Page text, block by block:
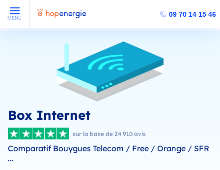
MENU 09 70 14 15 46
Box Internet
sur la base de 24 910 avis
Comparatif Bouygues Telecom / Free / Orange / SFR
...